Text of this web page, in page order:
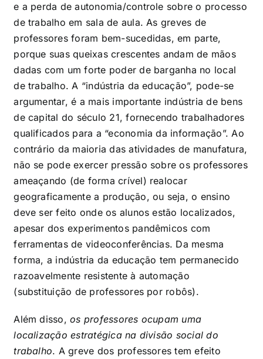
e a perda de autonomia/controle sobre o processo
de trabalho em sala de aula. As greves de
professores foram bem-sucedidas, em parte,
porque suas queixas crescentes andam de mãos
dadas com um forte poder de barganha no local
de trabalho. A “indústria da educação”, pode-se
argumentar, é a mais importante indústria de bens
de capital do século 21, fornecendo trabalhadores
qualificados para a “economia da informação”. Ao
contrário da maioria das atividades de manufatura,
não se pode exercer pressão sobre os professores
ameaçando (de forma crível) realocar
geograficamente a produção, ou seja, o ensino
deve ser feito onde os alunos estão localizados,
apesar dos experimentos pandêmicos com
ferramentas de videoconferências. Da mesma
forma, a indústria da educação tem permanecido
razoavelmente resistente à automação
(substituição de professores por robôs).
Além disso,os professores ocupam uma
localização estratégica na divisão social do
trabalho. A greve dos professores tem efeito